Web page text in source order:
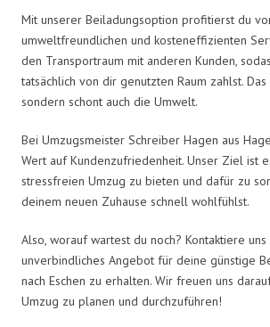
Mit unserer Beiladungsoption profitierst du
umweltfreundlichen und kosteneffizienten
den Transportraum mit anderen Kunden,
tatsächlich von dir genutzten Raum zahlst.
sondern schont auch die Umwelt.
Bei Umzugsmeister Schreiber Hagen aus
Wert auf Kundenzufriedenheit. Unser Ziel ist
stressfreien Umzug zu bieten und dafür zu
deinem neuen Zuhause schnell wohlfühlst.
Also, worauf wartest du noch? Kontaktiere
unverbindliches Angebot für deine günstige
nach Eschen zu erhalten. Wir freuen uns
Umzug zu planen und durchzuführen!